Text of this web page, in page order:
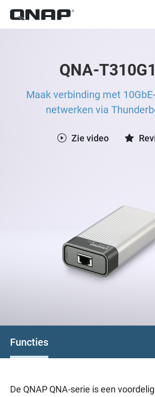
QNA-
Maak verbinding met
netwerken via
Zie video
Functies
De QNAP QNA-serie is een